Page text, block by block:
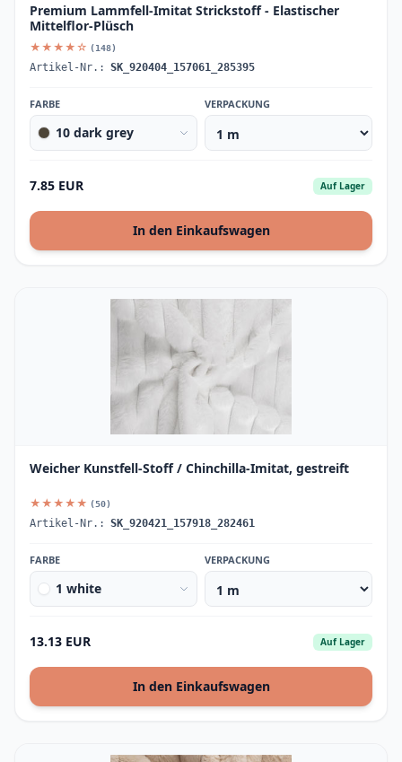
Premium Lammfell-Imitat Strickstoff - Elastischer
Mittelflor-Plüsch
★★★★☆ (148)
Artikel-Nr.: SK_920404_157061_285395
FARBE
10 dark grey
VERPACKUNG
7.85 EUR Auf Lager
In den Einkaufswagen
Weicher Kunstfell-Stoff / Chinchilla-Imitat, gestreift
★★★★★ (50)
Artikel-Nr.: SK_920421_157918_282461
FARBE
1 white
VERPACKUNG
13.13 EUR Auf Lager
In den Einkaufswagen